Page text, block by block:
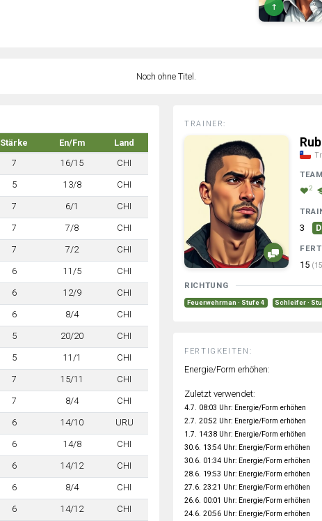
↑
Noch ohne Titel.
Stärke En/Fm
Land
7 16/15 CHI
5 13/8 CHI
7 6/1 CHI
7 7/8 CHI
7 7/2 CHI
6 11/5 CHI
6 12/9 CHI
6 8/4 CHI
5 20/20 CHI
5 11/1 CHI
7 15/11 CHI
7 8/4 CHI
6 14/10 URU
6 14/8 CHI
6 14/12 CHI
6 8/4 CHI
6 14/12 CHI
TRAINER:
2
3
15
RICHTUNG
Feuerwehrman · Stufe 4 Schleifer ·
FERTIGKEITEN:
Energie/Form erhöhen:
Zuletzt verwendet:
4.7. 08:03 Uhr: Energie/Form erhöhen
2.7. 20:52 Uhr: Energie/Form erhöhen
1.7. 14:38 Uhr: Energie/Form erhöhen
30.6. 13:54 Uhr: Energie/Form erhöhen
30.6. 01:34 Uhr: Energie/Form erhöhen
28.6. 19:53 Uhr: Energie/Form erhöhen
27.6. 23:21 Uhr: Energie/Form erhöhen
26.6. 00:01 Uhr: Energie/Form erhöhen
24.6. 20:56 Uhr: Energie/Form erhöhen